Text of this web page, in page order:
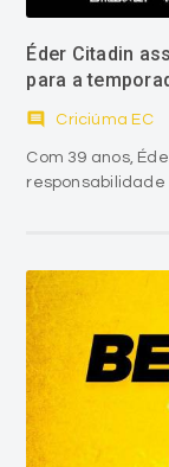
Éder Citadin
para a
comment Criciúma EC
Com 39 anos,
responsabilidade